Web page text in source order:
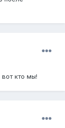
кто мы!